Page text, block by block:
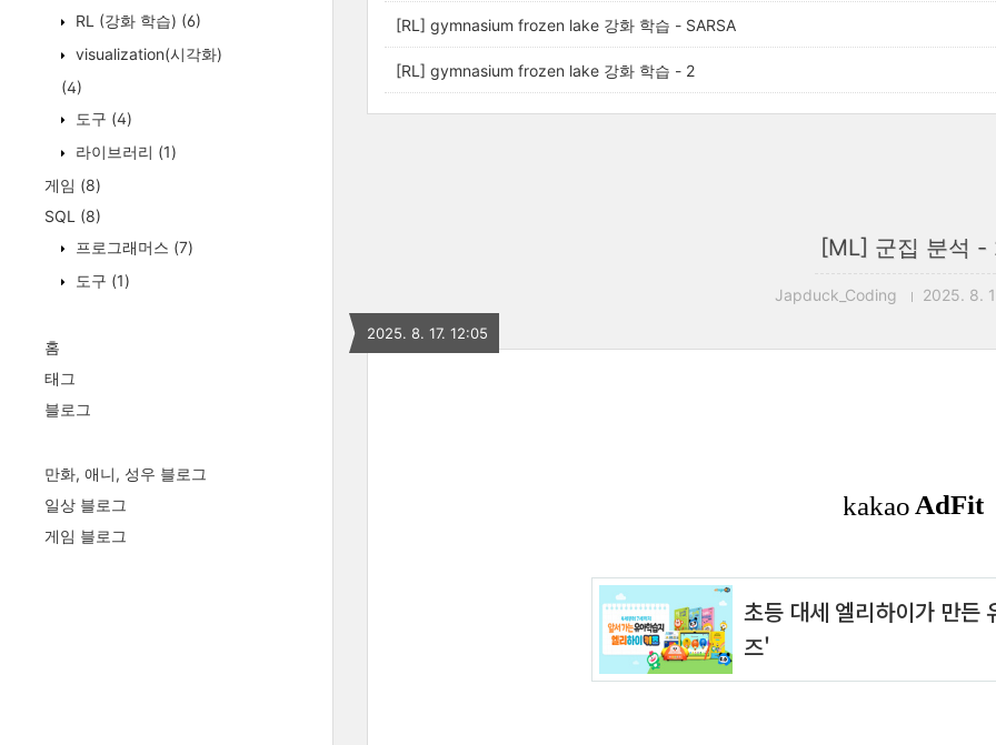
RL (강화 학습) (6)
visualization(시각화)
(4)
도구 (4)
라이브러리 (1)
게임 (8)
SQL (8)
프로그래머스 (7)
도구 (1)
홈
태그
블로그
만화, 애니, 성우 블로그
일상 블로그
게임 블로그
[RL] gymnasium frozen lake 강화 학습 - SARSA
[RL] gymnasium frozen lake 강화 학습 - 2
[ML] 군집 분석 -
Japduck_Coding 2025. 8.
2025. 8. 17. 12:05